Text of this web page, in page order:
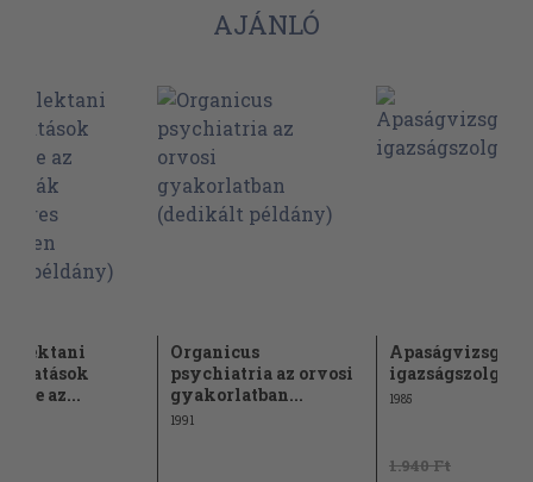
AJÁNLÓ
az...
Organicus
psychiatria az orvosi
gyakorlatban...
1991
1985
1.940 Ft